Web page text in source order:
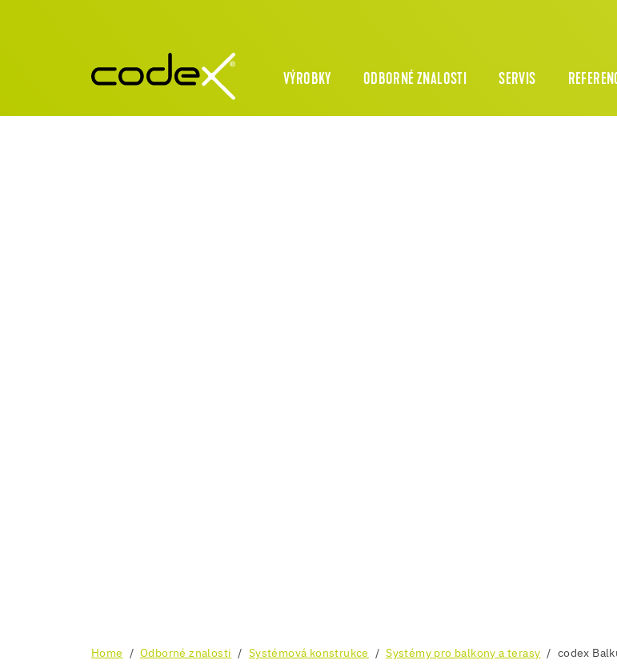
VÝROBKY ODBORNÉ ZNALOSTI SERVIS
Home Odborné znalosti Systémová konstrukce Systémy pro balkony a terasy codex